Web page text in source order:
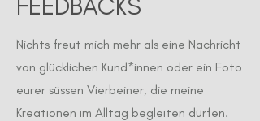
FEEDBACKS
Nichts freut mich mehr als eine Nachricht
von glücklichen Kund*innen oder ein Foto
eurer süssen Vierbeiner, die meine
Kreationen im Alltag begleiten dürfen.